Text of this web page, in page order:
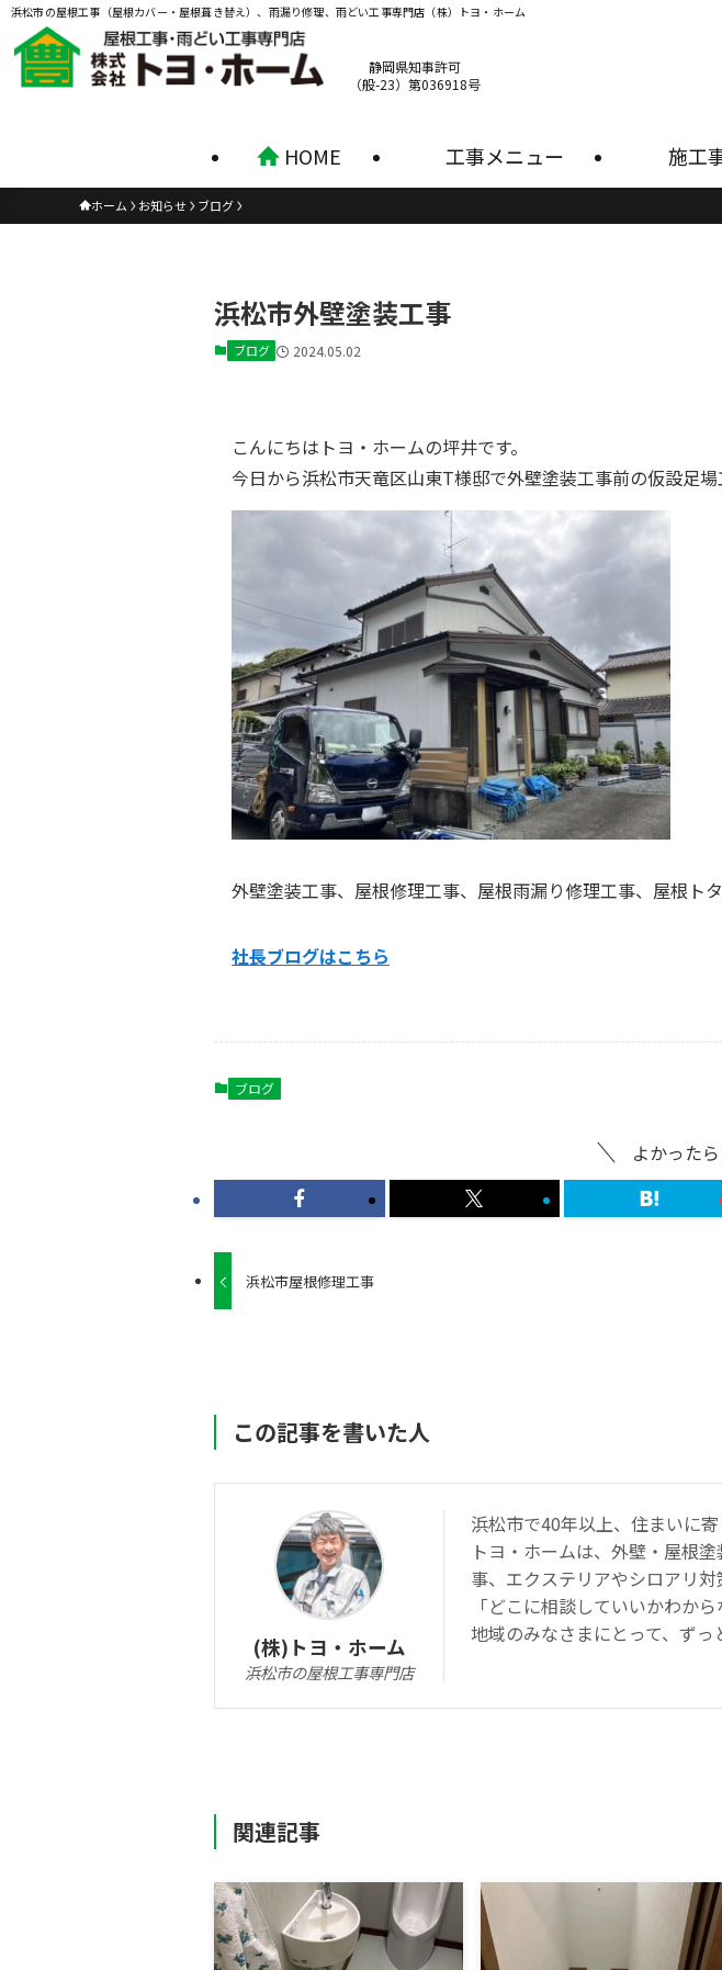
浜松市の屋根工事（屋根カバー・屋根葺き替え）、雨漏り修理、雨どい工事専門店（株）トヨ・ホーム
HOME 工事メニュー 施工
静岡県知事許可
（般-23）第036918号
ホーム お知らせ ブログ
浜松市外壁塗装工事
ブログ 2024.05.02
こんにちはトヨ・ホームの坪井です。
今日から浜松市天竜区山東T様邸で外壁塗装工事前の仮設足場
外壁塗装工事、屋根修理工事、屋根雨漏り修理工事、屋根ト
社長ブログはこ ちら
ブログ
よかった
浜松市屋根修理工事
この記事を書いた人
(株)トヨ・ホーム
浜松市の屋根工事専門店
浜松市で40年以上、住まいに
トヨ・ホームは、外壁・屋根
事、エクステリアやシロアリ対
「どこに相談していいかわか
地域のみなさまにとって、ずっ
関連記事